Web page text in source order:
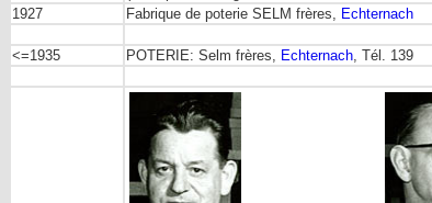
1927
Fabrique de poterie SELM frères, Echternach
<=1935 POTERIE: Selm frères, Echternach, Tél. 139